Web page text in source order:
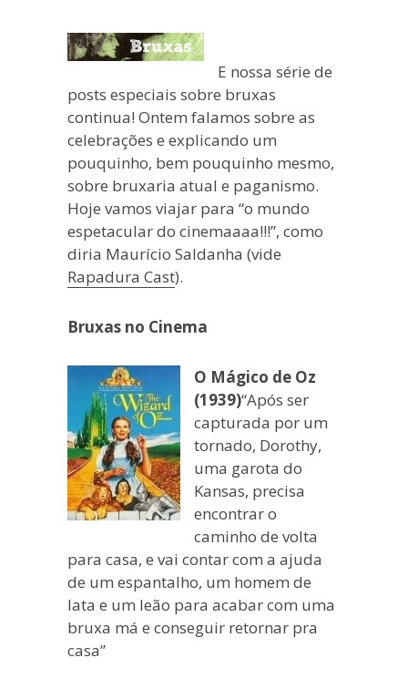
à
moda
E nossa série de
posts especiais sobre bruxas
continua! Ontem falamos sobre as
celebrações e explicando um
pouquinho, bem pouquinho mesmo,
sobre bruxaria atual e paganismo.
Hoje vamos viajar para “o mundo
espetacular do cinemaaaa!!!”, como
diria Maurício Saldanha (vide
Rapadura Cast).
Bruxas no Cinema
O Mágico de Oz
(1939)“Após ser
capturada por um
tornado, Dorothy,
uma garota do
Kansas, precisa
encontrar o
caminho de volta
para casa, e vai contar com a ajuda
de um espantalho, um homem de
lata e um leão para acabar com uma
bruxa má e conseguir retornar pra
casa”